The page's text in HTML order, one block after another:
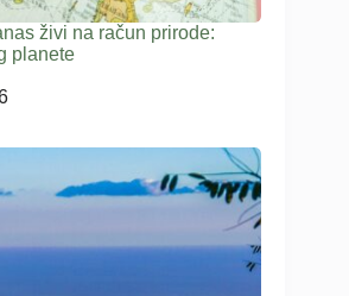
živi na račun prirode:
planete